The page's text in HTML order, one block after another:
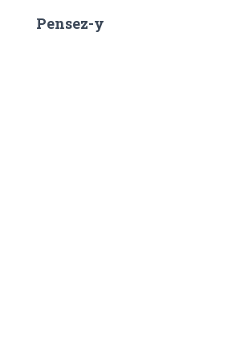
rPensez-y